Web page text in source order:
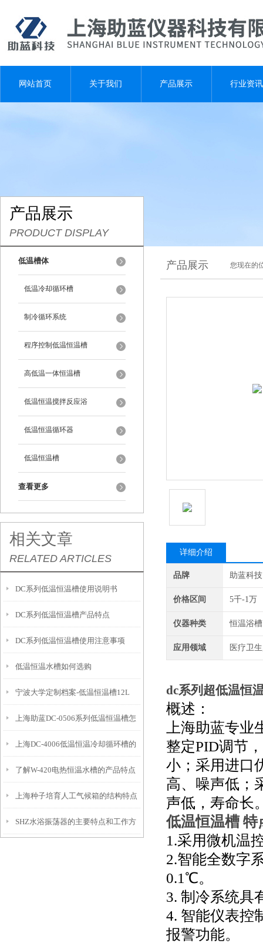
网站首页 关于我们 产品展示 行业资讯
产品展示
PRODUCT DISPLAY
低温槽体
低温冷却循环槽
制冷循环系统
程序控制低温恒温槽
高低温一体恒温槽
低温恒温搅拌反应浴
低温恒温循环器
低温恒温槽
查看更多
相关文章
RELATED ARTICLES
DC系列低温恒温槽使用说明书
DC系列低温恒温槽产品特点
DC系列低温恒温槽使用注意事项
低温恒温水槽如何选购
宁波大学定制档案-低温恒温槽12L
上海助蓝DC-0506系列低温恒温槽怎
么使用
上海DC-4006低温恒温冷却循环槽的
产品特点和应用
了解W-420电热恒温水槽的产品特点
及如何使用它
上海种子培育人工气候箱的结构特点
与优势介绍
SHZ水浴振荡器的主要特点和工作方
产品展示 您现在的
详细介绍
品牌 助蓝科技
价格区间 5千-1万
仪器种类 恒温浴槽
应用领域 医疗卫
dc系列超低温恒
概述：
上海助蓝专业
整定PID调节
小；采用进口
高、噪声低；
声低，寿命长
低温恒温槽 特
1.采用微机温
2.智能全数字
0.1℃。
3. 制冷系统具
4. 智能仪表控
报警功能。